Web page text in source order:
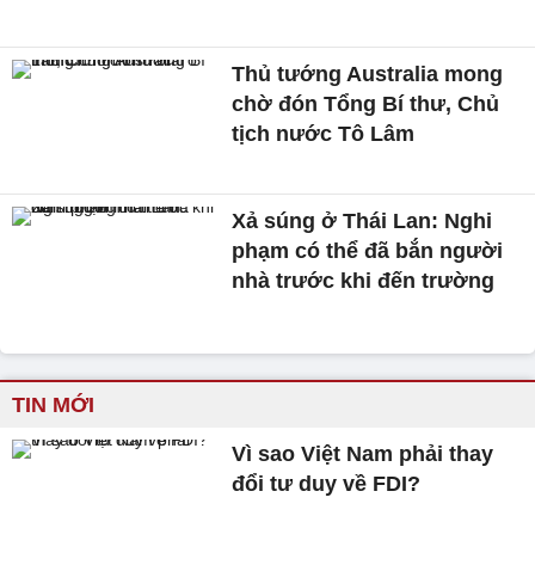
Thủ tướng Australia mong
chờ đón Tổng Bí thư, Chủ
tịch nước Tô Lâm
Xả súng ở Thái Lan: Nghi
phạm có thể đã bắn người
nhà trước khi đến trường
TIN MỚI
Vì sao Việt Nam phải thay
đổi tư duy về FDI?